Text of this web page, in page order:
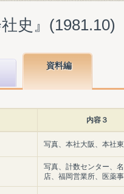
史』(1981.10)
資料編
内容３
写真、本社大阪、本社
写真、計数センター、
店、福岡営業所、医薬